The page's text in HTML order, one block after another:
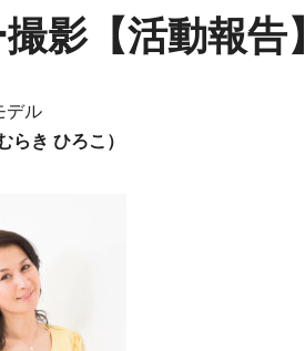
影【活動報告】
デル
らき ひろこ）